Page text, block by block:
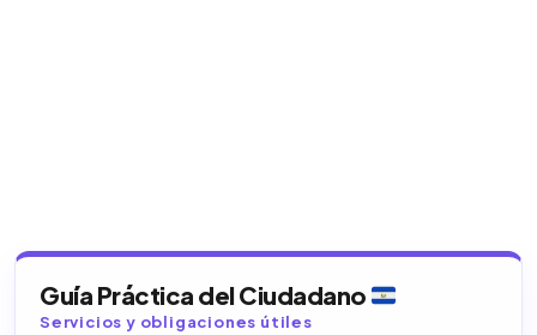
Guía Práctica del Ciudadano
Servicios y obligaciones útiles